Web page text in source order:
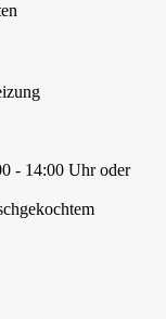
- 14:00 Uhr oder